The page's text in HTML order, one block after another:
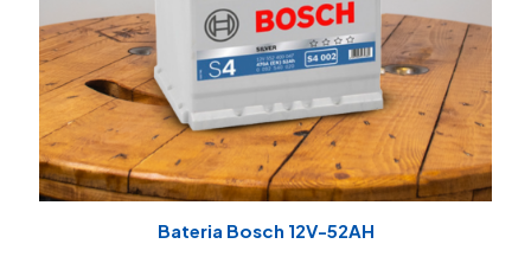
Bateria Bosch 12V-52AH